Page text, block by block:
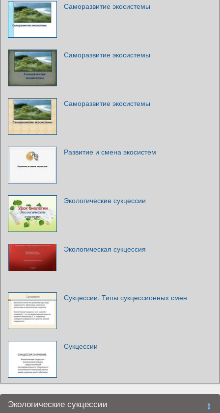
Саморазвитие экосистемы
Саморазвитие экосистемы
Саморазвитие экосистемы
Развитие и смена экосистем
Экологические сукцессии
Экологическая сукцессия
Сукцессии. Типы сукцессионных смен
Сукцессии
Экологические сукцессии